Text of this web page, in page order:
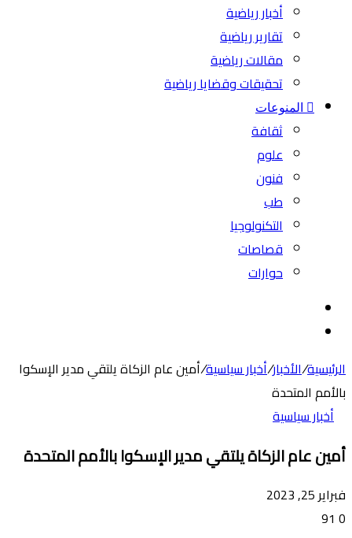
أخبار رياضية
تقارير رياضية
مقالات رياضية
تحقيقات وقضايا رياضية
المنوعات
ثقافة
علوم
فنون
طب
التكنولوجيا
قصاصات
حوارات
الرئيسية/الأخبار/أخبار سياسية/أمين عام الزكاة يلتقي مدير الإسكوا
بالأمم المتحدة
أخبار سياسية
أمين عام الزكاة يلتقي مدير الإسكوا بالأمم المتحدة
فبراير 25, 2023
0